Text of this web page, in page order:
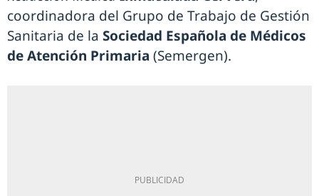
coordinadora del Grupo de Trabajo de Gestión
Sanitaria de la Sociedad Española de Médicos
de Atención Primaria (Semergen).